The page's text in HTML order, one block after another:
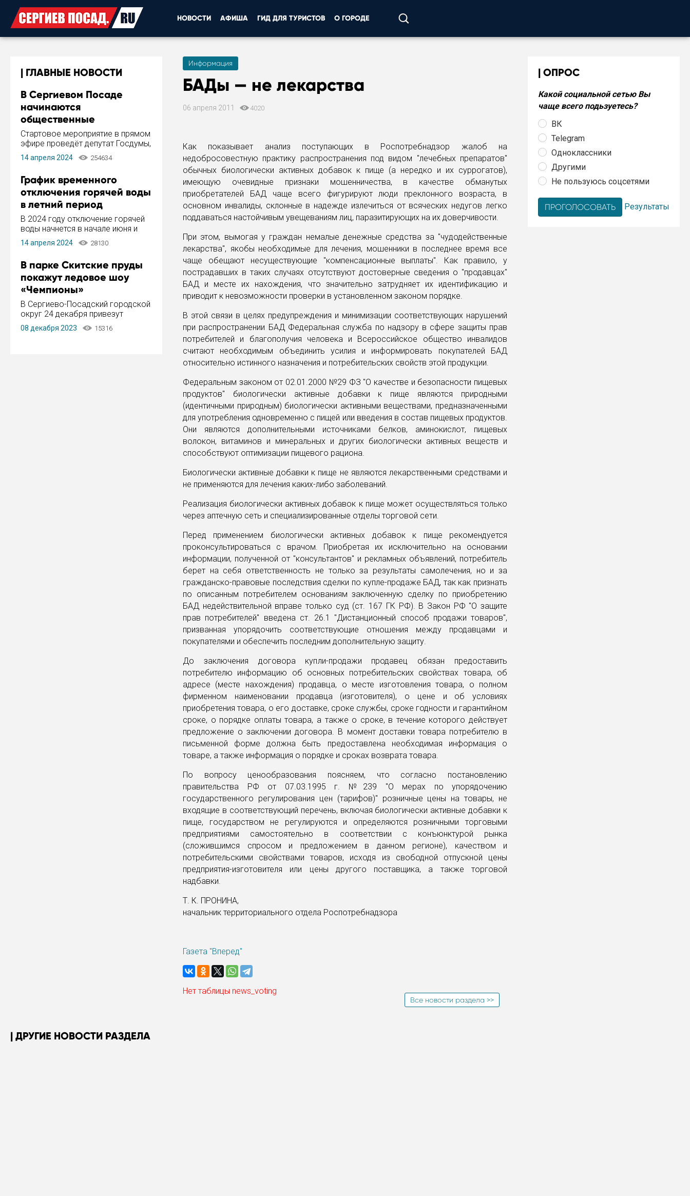
НОВОСТИ АФИША ГИД ДЛЯ ТУРИСТОВ О ГОРОДЕ
ГЛАВНЫЕ НОВОСТИ
В Сергиевом Посаде
начинаются
общественные
обсуждения Стратегии
развития города
Стартовое мероприятие в прямом
эфире проведёт депутат Госдумы,
инициатор и автор Концепции
развития Сергиева Посада и
Пахомов.
14 апреля 2024 254634
График временного
отключения горячей воды
в летний период
В 2024 году отключение горячей
воды начнется в начале июня и
завершится в конце августа.
Период отключения составит не
14 апреля 2024 28130
В парке Скитские пруды
покажут ледовое шоу
«Чемпионы»
В Сергиево-Посадский городской
округ 24 декабря привезут
ледовый тур «Чемпионы»
заслуженного мастера спорта,
08 декабря 2023 15316
Информация
БАДы — не лекарства
06 апреля 2011 4020
Как показывает анализ поступающих в Роспотребнадзор жалоб на
недобросовестную практику распространения под видом "лечебных препаратов"
обычных биологически активных добавок к пище (а нередко и их суррогатов),
имеющую очевидные признаки мошенничества, в качестве обманутых
приобретателей БАД чаще всего фигурируют люди преклонного возраста, в
основном инвалиды, склонные в надежде излечиться от всяческих недугов легко
поддаваться настойчивым увещеваниям лиц, паразитирующих на их доверчивости.
При этом, вымогая у граждан немалые денежные средства за "чудодейственные
лекарства", якобы необходимые для лечения, мошенники в последнее время все
чаще обещают несуществующие "компенсационные выплаты". Как правило, у
пострадавших в таких случаях отсутствуют достоверные сведения о "продавцах"
БАД и месте их нахождения, что значительно затрудняет их идентификацию и
приводит к невозможности проверки в установленном законом порядке.
В этой связи в целях предупреждения и минимизации соответствующих нарушений
при распространении БАД Федеральная служба по надзору в сфере защиты прав
потребителей и благополучия человека и Всероссийское общество инвалидов
считают необходимым объединить усилия и информировать покупателей БАД
относительно истинного назначения и потребительских свойств этой продукции.
Федеральным законом от 02.01.2000 №29 ФЗ "О качестве и безопасности пищевых
продуктов" биологически активные добавки к пище являются природными
(идентичными природным) биологически активными веществами, предназначенными
для употребления одновременно с пищей или введения в состав пищевых продуктов.
Они являются дополнительными источниками белков, аминокислот, пищевых
волокон, витаминов и минеральных и других биологически активных веществ и
способствуют оптимизации пищевого рациона.
Биологически активные добавки к пище не являются лекарственными средствами и
не применяются для лечения каких-либо заболеваний.
Реализация биологически активных добавок к пище может осуществляться только
через аптечную сеть и специализированные отделы торговой сети.
Перед применением биологически активных добавок к пище рекомендуется
проконсультироваться с врачом. Приобретая их исключительно на основании
информации, полученной от "консультантов" и рекламных объявлений, потребитель
берет на себя ответственность не только за результаты самолечения, но и за
гражданско-правовые последствия сделки по купле-продаже БАД, так как признать
по описанным потребителем основаниям заключенную сделку по приобретению
БАД недействительной вправе только суд (ст. 167 ГК РФ). В Закон РФ "О защите
прав потребителей" введена ст. 26.1 "Дистанционный способ продажи товаров",
призванная упорядочить соответствующие отношения между продавцами и
покупателями и обеспечить последним дополнительную защиту.
До заключения договора купли-продажи продавец обязан предоставить
потребителю информацию об основных потребительских свойствах товара, об
адресе (месте нахождения) продавца, о месте изготовления товара, о полном
фирменном наименовании продавца (изготовителя), о цене и об условиях
приобретения товара, о его доставке, сроке службы, сроке годности и гарантийном
сроке, о порядке оплаты товара, а также о сроке, в течение которого действует
предложение о заключении договора. В момент доставки товара потребителю в
письменной форме должна быть предоставлена необходимая информация о
товаре, а также информация о порядке и сроках возврата товара.
По вопросу ценообразования поясняем, что согласно постановлению
правительства РФ от 07.03.1995 г. №239 "О мерах по упорядочению
государственного регулирования цен (тарифов)" розничные цены на товары, не
входящие в соответствующий перечень, включая биологически активные добавки к
пище, государством не регулируются и определяются розничными торговыми
предприятиями самостоятельно в соответствии с конъюнктурой рынка
(сложившимся спросом и предложением в данном регионе), качеством и
потребительскими свойствами товаров, исходя из свободной отпускной цены
предприятия-изготовителя или цены другого поставщика, а также торговой
надбавки.
Т. К. ПРОНИНА,
начальник территориального отдела Роспотребнадзора
Газета "Вперед"
Нет таблицы news_voting
Все новости раздела >>
ОПРОС
Какой социальной сетью Вы
чаще всего подьзуетесь?
ВК
Telegram
Одноклассники
Другими
Не пользуюсь соцсетями
Результаты
ДРУГИЕ НОВОСТИ РАЗДЕЛА